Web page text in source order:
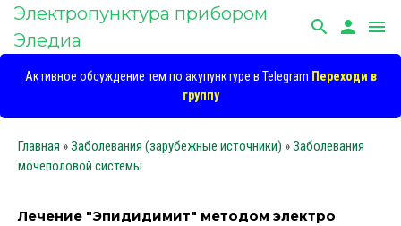
Электропунктура прибором
Эледиа
search person menu
Активное обсуждение тем по акупунктуре в Telegram Переходи в
группу
Главная »Заболевания (зарубежные источники) »Заболевания
мочеполовой системы
Лечение "Эпидидимит" методом электро